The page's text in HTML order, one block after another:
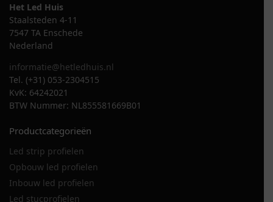
Het Led Huis
Staalsteden 4-11
7547 TA Enschede
Nederland
informatie@hetledhuis.nl
Tel. (+31) 053-2304515
KvK: 64242021
BTW Nummer: NL855581669B01
Productcategorieën
Led strip profielen
Opbouw led profielen
Inbouw led profielen
Led stucprofielen